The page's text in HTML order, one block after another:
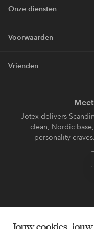
Onze diensten
Voorwaarden
Vrienden
Jotex delivers
clean, Nordic
personality